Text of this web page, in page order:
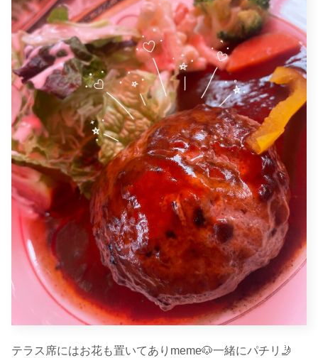
テラス席にはお花も置いてありmeme🐶一緒にパチリ🤳